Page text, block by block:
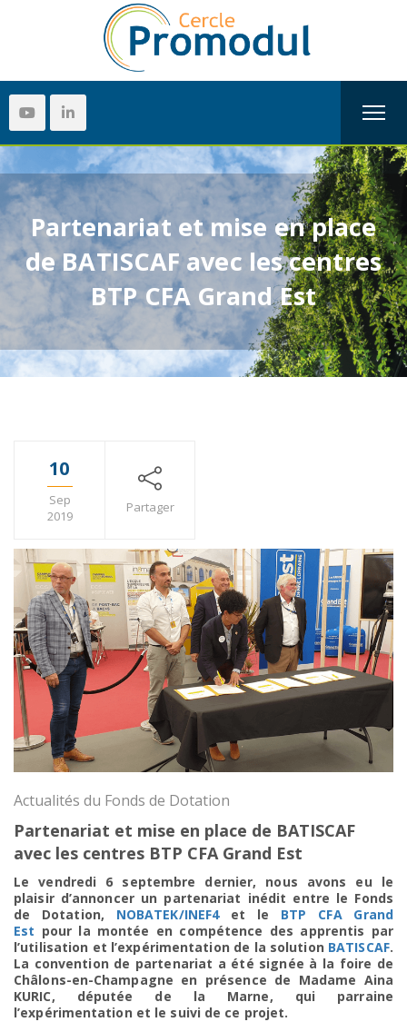
Partenariat et mise en place
de BATISCAF avec les centres
BTP CFA Grand Est
10
Sep
2019
Partager
Actualités du Fonds de Dotation
Partenariat et mise en place de BATISCAF
avec les centres BTP CFA Grand Est
Le vendredi 6 septembre dernier, nous avons eu le
plaisir d’annoncer un partenariat inédit entre le Fonds
de Dotation, NOBATEK/INEF4et le BTP CFA Grand
Est pour la montée en compétence des apprentis par
l’utilisation et l’expérimentation de la solution BATISCAF.
La convention de partenariat a été signée à la foire de
Châlons-en-Champagne en présence de Madame Aina
KURIC, députée de la Marne, qui parraine
l’expérimentation et le suivi de ce projet.